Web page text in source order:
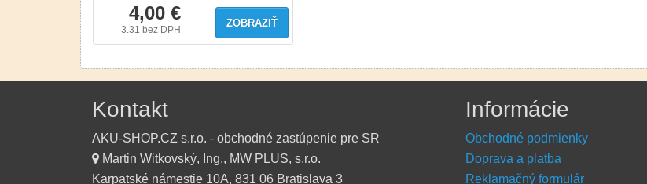
4,00 €
3.31 bez DPH
ZOBRAZIŤ
Kontakt
AKU-SHOP.CZ s.r.o. - obchodné zastúpenie pre SR
Martin Witkovský, Ing., MW PLUS, s.r.o.
Karpatské námestie 10A, 831 06 Bratislava 3
Informácie
Obchodné podmienky
Doprava a platba
Reklamačný formulár